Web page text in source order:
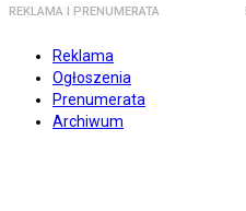
REKLAMA I PRENUMERATA
Reklama
Ogłoszenia
Prenumerata
Archiwum